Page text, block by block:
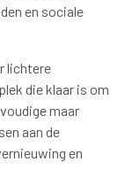
en sociale
lichtere
die klaar is om
maar
aan de
en